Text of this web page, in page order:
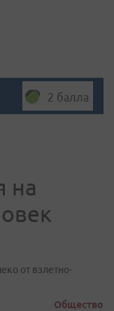
2 балла
на
от взлетно-
Общество